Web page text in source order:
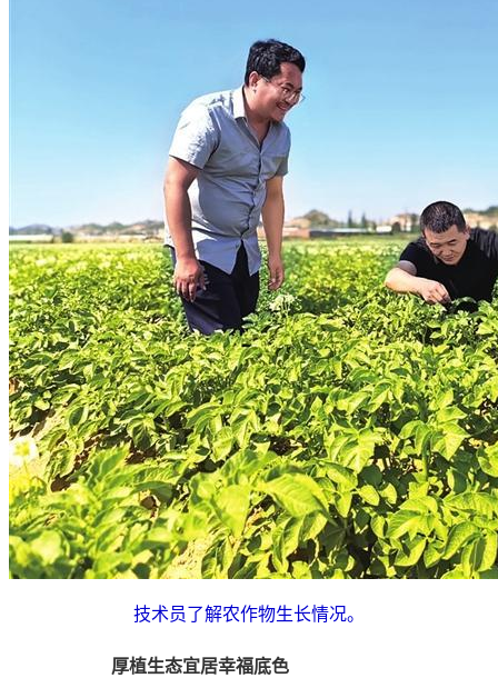
技术员了解农作物生长情况。
厚植生态宜居幸福底色